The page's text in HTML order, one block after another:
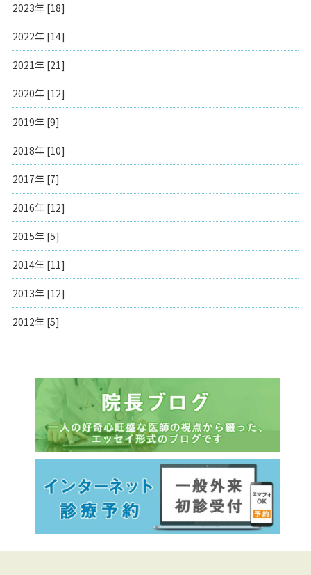
2023年 [18]
2022年 [14]
2021年 [21]
2020年 [12]
2019年 [9]
2018年 [10]
2017年 [7]
2016年 [12]
2015年 [5]
2014年 [11]
2013年 [12]
2012年 [5]